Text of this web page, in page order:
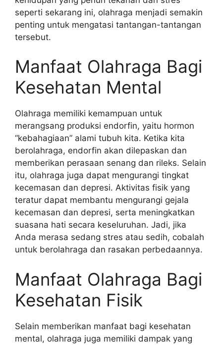
seperti sekarang ini, olahraga menjadi semakin
penting untuk mengatasi tantangan-tantangan
tersebut.
Manfaat Olahraga Bagi
Kesehatan Mental
Olahraga memiliki kemampuan untuk
merangsang produksi endorfin, yaitu hormon
“kebahagiaan” alami tubuh kita. Ketika kita
berolahraga, endorfin akan dilepaskan dan
memberikan perasaan senang dan rileks. Selain
itu, olahraga juga dapat mengurangi tingkat
kecemasan dan depresi. Aktivitas fisik yang
teratur dapat membantu mengurangi gejala
kecemasan dan depresi, serta meningkatkan
suasana hati secara keseluruhan. Jadi, jika
Anda merasa sedang stres atau sedih, cobalah
untuk berolahraga dan rasakan perbedaannya.
Manfaat Olahraga Bagi
Kesehatan Fisik
Selain memberikan manfaat bagi kesehatan
mental, olahraga juga memiliki dampak yang